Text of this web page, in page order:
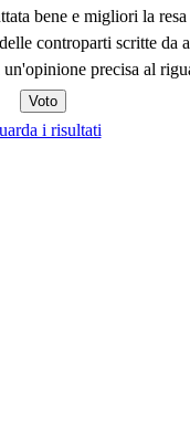
bene e migliori la
controparti scritte da
precisa al
i risultati